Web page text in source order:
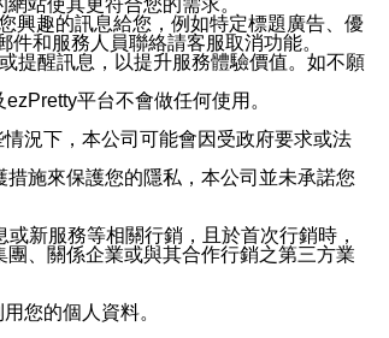
興趣的訊息給您，例如特定標題廣告、優
和服務人員聯絡請客服取消功能。
提醒訊息，以提升服務體驗價值。如不願
平台不會做任何使用。
況下，本公司可能會因受政府要求或法
施來保護您的隱私，本公司並未承諾您
新服務等相關行銷，且於首次行銷時，
、關係企業或與其合作行銷之第三方業
您的個人資料。